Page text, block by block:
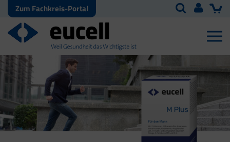
Zum Fachkreis-Portal